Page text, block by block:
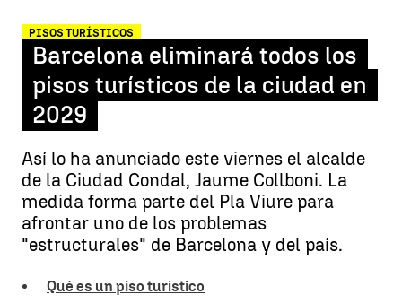
PISOS TURÍSTICOS
Barcelona eliminará todos los
pisos turísticos de la ciudad en
2029
Así lo ha anunciado este viernes el alcalde
de la Ciudad Condal, Jaume Collboni. La
medida forma parte del Pla Viure para
afrontar uno de los problemas
"estructurales" de Barcelona y del país.
Qué es un piso turístico